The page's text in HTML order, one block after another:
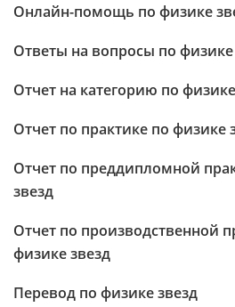
Онлайн-помощь по физике
Ответы на вопросы по физике
Отчет на категорию по
Отчет по практике по физике
Отчет по преддипломной
звезд
Отчет по производственной
физике звезд
Перевод по физике звезд